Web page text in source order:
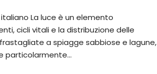
La luce è un elemento
cicli vitali e la distribuzione delle
a spiagge sabbiose e lagune,
particolarmente...